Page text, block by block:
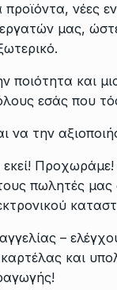
προϊόντα, νέες
μας,
ποιότητα και
εσάς που
να την
εκεί!
πωλητές
–
και